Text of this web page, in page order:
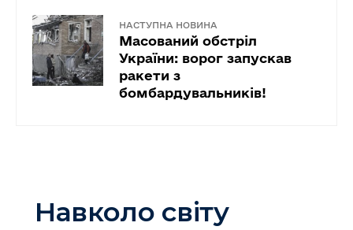
НАСТУПНА НОВИНА
Масований обстріл
України: ворог запускав
ракети з
бомбардувальників!
Навколо світу